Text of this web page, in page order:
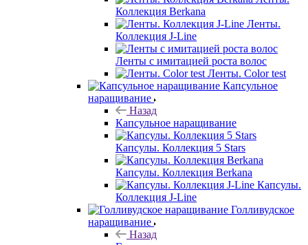
Коллекция Berkana
Ленты.
Коллекция J-Line
Ленты с имитацией роста волос
Ленты. Color test
Капсульное
наращивание
Назад
Капсульное наращивание
Капсулы. Коллекция 5 Stars
Капсулы. Коллекция Berkana
Капсулы.
Коллекция J-Line
Голливудское
наращивание
Назад